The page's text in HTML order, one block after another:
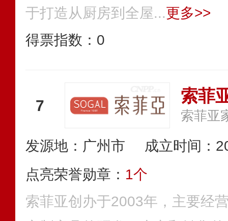
于打造从厨房到全屋...更多>>
得票指数： 0
7 索菲
索菲亚
发源地：广州市
成立时间：
点亮荣誉勋章： 1个
索菲亚创办于2003年，主要经